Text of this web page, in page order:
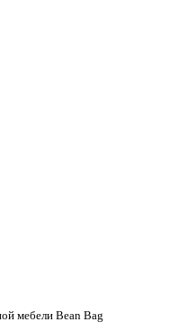
мебели Bean Bag